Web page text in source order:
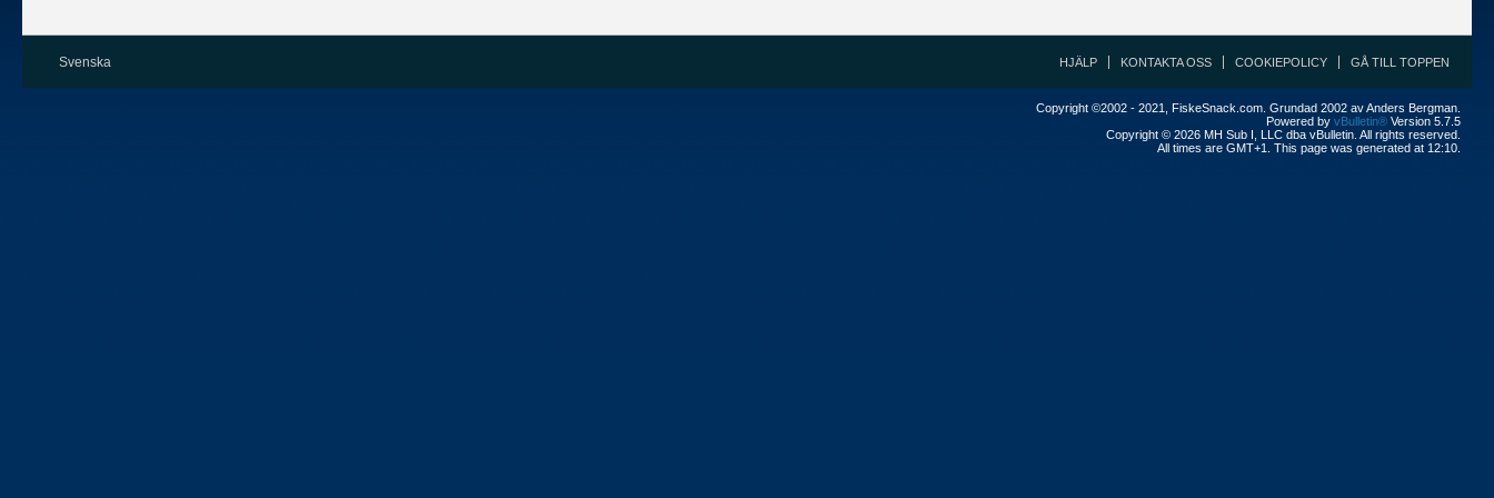
Svenska HJÄLP KONTAKTA OSS COOKIEPOLICY GÅ TILL TOPPEN
Copyright ©2002 - 2021, FiskeSnack.com. Grundad 2002 av Anders Bergman.
Powered by vBulletin® Version 5.7.5
Copyright © 2026 MH Sub I, LLC dba vBulletin. All rights reserved.
All times are GMT+1. This page was generated at 12:10.